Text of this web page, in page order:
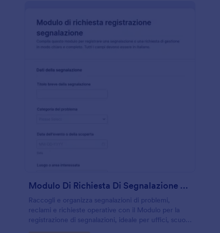
Modulo Di Richiesta Di Segnalazione Problemi
Raccogli e organizza segnalazioni di problemi,
reclami e richieste operative con il Modulo per la
registrazione di segnalazioni, ideale per uffici, scuole